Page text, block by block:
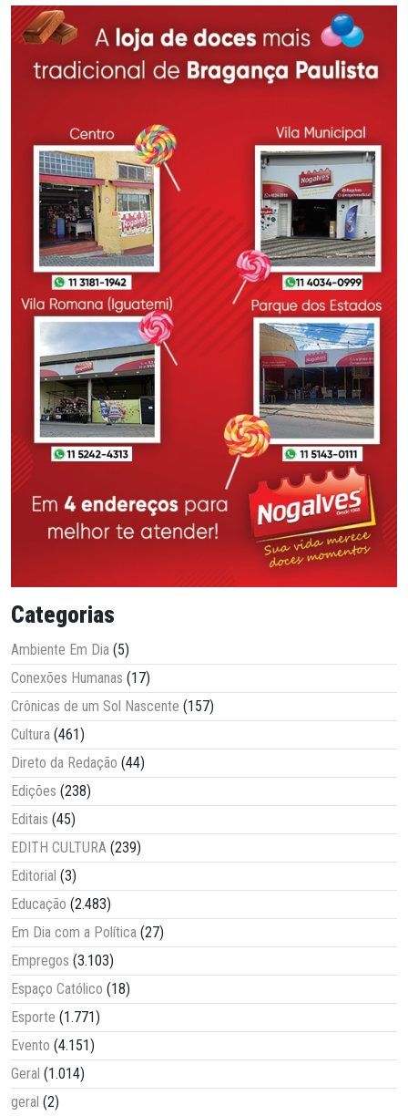
Categorias
Ambiente Em Dia (5)
Conexões Humanas (17)
Crônicas de um Sol Nascente (157)
Cultura (461)
Direto da Redação (44)
Edições (238)
Editais (45)
EDITH CULTURA (239)
Editorial (3)
Educação (2.483)
Em Dia com a Política (27)
Empregos (3.103)
Espaço Católico (18)
Esporte (1.771)
Evento (4.151)
Geral (1.014)
geral (2)